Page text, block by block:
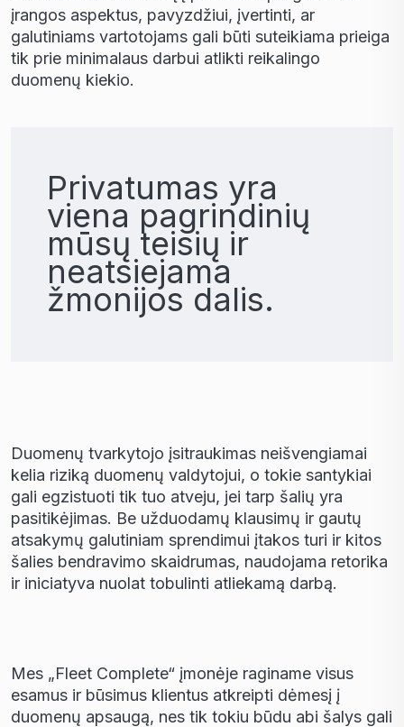
įrangos aspektus, pavyzdžiui, įvertinti, ar
galutiniams vartotojams gali būti suteikiama prieiga
tik prie minimalaus darbui atlikti reikalingo
duomenų kiekio.
Privatumas yra
viena pagrindinių
mūsų teisių ir
neatsiejama
žmonijos dalis.
Duomenų tvarkytojo įsitraukimas neišvengiamai
kelia riziką duomenų valdytojui, o tokie santykiai
gali egzistuoti tik tuo atveju, jei tarp šalių yra
pasitikėjimas. Be užduodamų klausimų ir gautų
atsakymų galutiniam sprendimui įtakos turi ir kitos
šalies bendravimo skaidrumas, naudojama retorika
ir iniciatyva nuolat tobulinti atliekamą darbą.
Mes „Fleet Complete“ įmonėje raginame visus
esamus ir būsimus klientus atkreipti dėmesį į
duomenų apsaugą, nes tik tokiu būdu abi šalys gali